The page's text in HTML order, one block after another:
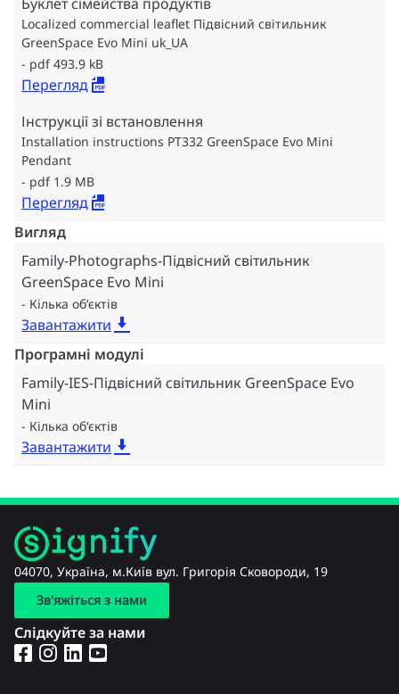
Localized commercial leaflet Підвісний світильник
GreenSpace Evo Mini uk_UA
pdf 493.9 kB
Перегляд
Інструкції зі встановлення
Installation instructions PT332 GreenSpace Evo Mini
Pendant
pdf 1.9 MB
Перегляд
Вигляд
Family-Photographs-Підвісний світильник
GreenSpace Evo Mini
Кілька об‘єктів
Завантажити
Програмні модулі
Family-IES-Підвісний світильник GreenSpace Evo
Mini
Кілька об‘єктів
Завантажити
04070, Україна, м.Київ вул. Григорія Сковороди, 19
Зв'яжіться з нами
Слідкуйте за нами